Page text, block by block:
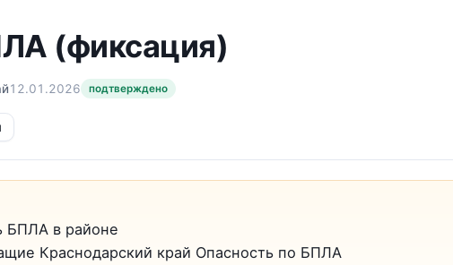
(фиксация)
12.01.2026 подтверждено
БПЛА в районе
Краснодарский край Опасность по БПЛА